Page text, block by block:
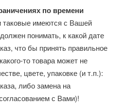
по времени
имеются с Вашей
понимать, к какой дате
что бы принять правильное
то товара может не
цвете, упаковке (и т.п.):
либо замена на
с Вами)!